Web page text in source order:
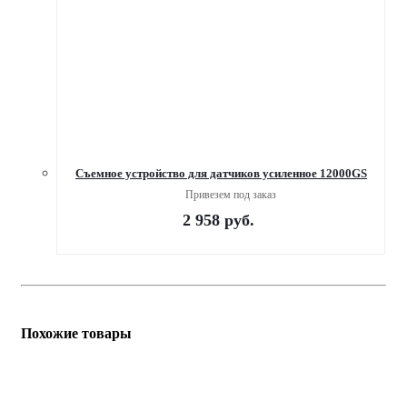
Съемное устройство для датчиков усиленное 12000GS
Привезем под заказ
2 958руб.
Похожие товары